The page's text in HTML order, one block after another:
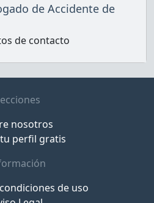
de Accidente de
de contacto
nosotros
perfil gratis
de uso